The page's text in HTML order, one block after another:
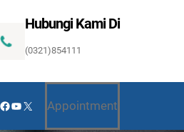
Hubungi Kami Di
(0321)854111
Facebook
YouTube
X Appointment